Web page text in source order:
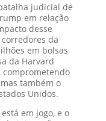
judicial de
em relação
desse
da
em bolsas
da Harvard
comprometendo
também o
Unidos.
em jogo, e o